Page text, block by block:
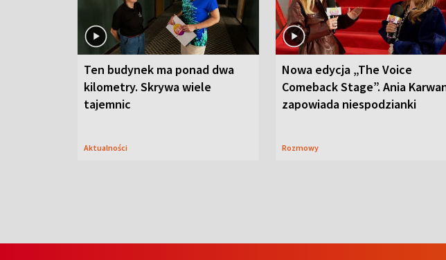
Ten budynek ma ponad dwa
kilometry. Skrywa wiele
tajemnic
Aktualności
Nowa edycja „The Voice
Comeback Stage”. Ania
zapowiada niespodzianki
Rozmowy